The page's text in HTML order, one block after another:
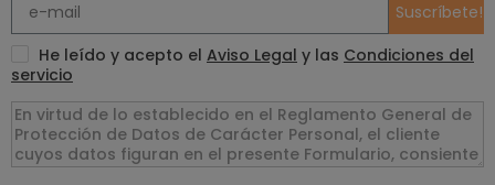
Suscríbete!
He leído y acepto el Aviso Legal y las Condiciones del
servicio